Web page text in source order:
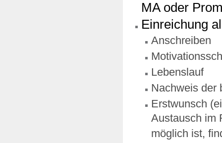
MA oder
Einreichung
Anschreiben
Lebenslauf
Nachweis der
Erstwunsch
Austausch im
möglich ist,